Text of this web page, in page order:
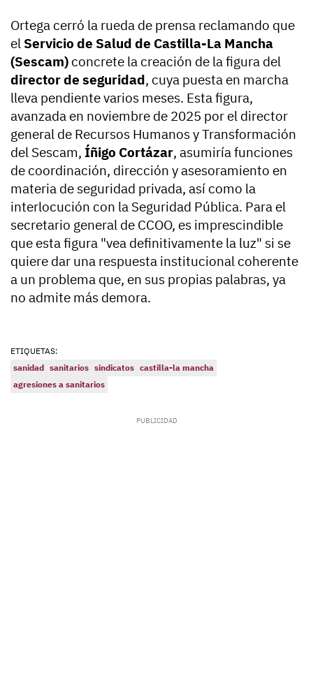
Ortega cerró la rueda de prensa reclamando que
el Servicio de Salud de Castilla-La Mancha
(Sescam) concrete la creación de la figura del
director de seguridad, cuya puesta en marcha
lleva pendiente varios meses. Esta figura,
avanzada en noviembre de 2025 por el director
general de Recursos Humanos y Transformación
del Sescam, Íñigo Cortázar, asumiría funciones
de coordinación, dirección y asesoramiento en
materia de seguridad privada, así como la
interlocución con la Seguridad Pública. Para el
secretario general de CCOO, es imprescindible
que esta figura "vea definitivamente la luz" si se
quiere dar una respuesta institucional coherente
a un problema que, en sus propias palabras, ya
no admite más demora.
ETIQUETAS:
sanidad sanitarios sindicatos castilla-la mancha
agresiones a sanitarios